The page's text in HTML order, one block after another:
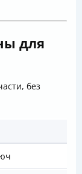
для
без